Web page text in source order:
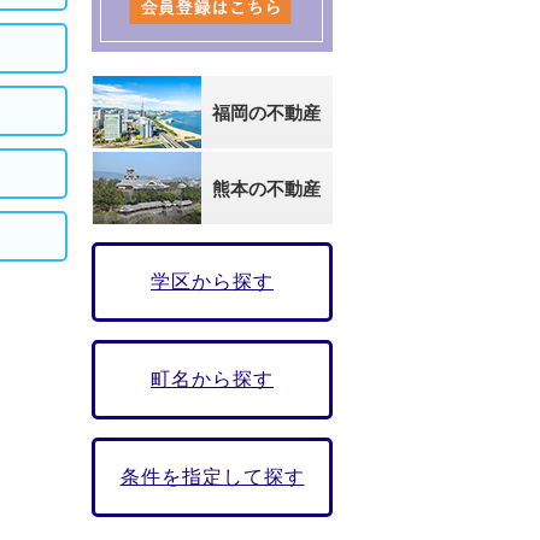
福岡の不動産
熊本の不動産
学区から探す
町名から探す
条件を指定して探す